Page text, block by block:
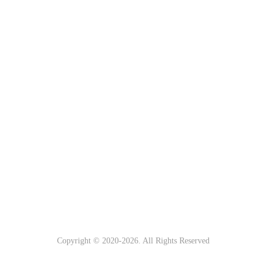
Copyright © 2020-2026. All Rights Reserved